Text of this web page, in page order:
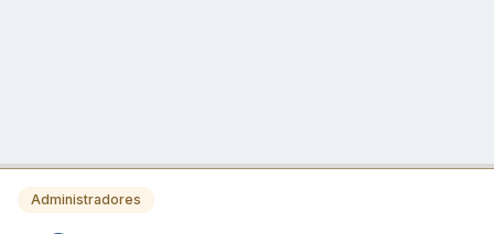
Administradores